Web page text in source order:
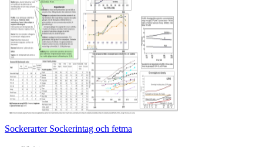
Sockerarter Sockerintag och fetma